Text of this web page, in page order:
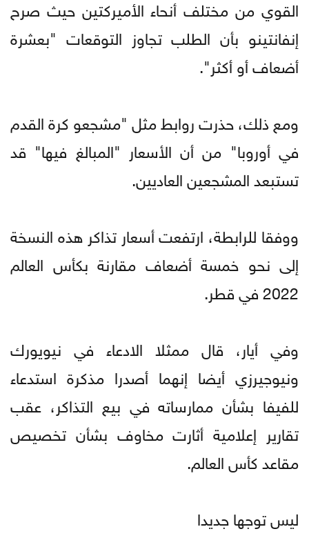
القوي من مختلف أنحاء الأميركتين حيث صرح
إنفانتينو بأن الطلب تجاوز التوقعات "بعشرة
أضعاف أو أكثر".
ومع ذلك، حذرت روابط مثل "مشجعو كرة القدم
في أوروبا" من أن الأسعار "المبالغ فيها" قد
تستبعد المشجعين العاديين.
ووفقا للرابطة، ارتفعت أسعار تذاكر هذه النسخة
إلى نحو خمسة أضعاف مقارنة بكأس العالم
2022 في قطر.
وفي أيار، قال ممثلا الادعاء في نيويورك
ونيوجيرزي أيضا إنهما أصدرا مذكرة استدعاء
للفيفا بشأن ممارساته في بيع التذاكر، عقب
تقارير إعلامية أثارت مخاوف بشأن تخصيص
مقاعد كأس العالم.
ليس توجها جديدا